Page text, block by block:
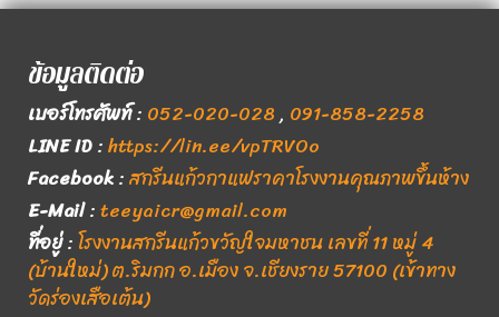
ข้อมูลติดต่อ
เบอร์โทรศัพท์: 052-020-028, 091-858-2258
LINE ID:https://lin.ee/vpTRVOo
Facebook:สกรีนแก้วกาแฟราคาโรงงานคุณภาพขึ้นห้าง
E-Mail:teeyaicr@gmail.com
ที่อยู่:โรงงานสกรีนแก้วขวัญใจมหาชน เลขที่ 11 หมู่ 4
(บ้านใหม่) ต.ริมกก อ.เมือง จ.เชียงราย 57100 (เข้าทาง
วัดร่องเสือเต้น)